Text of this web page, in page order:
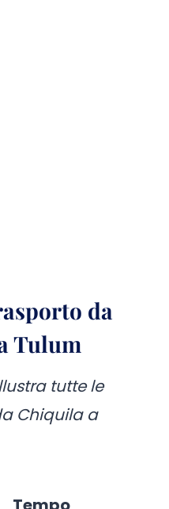
da
Tulum
tutte le
Chiquila a